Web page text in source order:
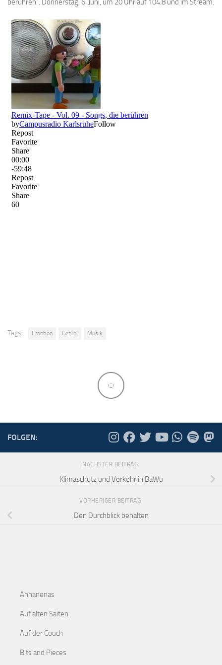
berühren”. Donnerstag, 6. Juni, um 20 Uhr auf 104.8 und im Stream.
Tags: Emotion Gefühl Musik
FOLGEN:
NÄCHSTER BEITRAG
Klimaschutz und Verkehr in BaWü
VORHERIGER BEITRAG
Den Durchblick behalten
Annanenas
Auf alten Saiten
Auf der Couch
Bits and Pieces